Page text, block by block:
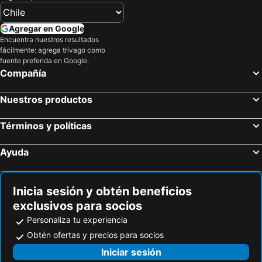
Morton, Illinois Hoteles
Miami Beach, Florida Hoteles
Miami, Florida Hoteles
Fort Lauderdale, Florida Hoteles
Kissimmee, Florida Hoteles
Agregar en Google
Encuentra nuestros resultados
fácilmente: agrega trivago como
fuente preferida en Google.
Compañía
Nuestros productos
Términos y políticas
Ayuda
Inicia sesión y obtén beneficios
exclusivos para socios
Personaliza tu experiencia
Obtén ofertas y precios para socios
Iniciar sesión